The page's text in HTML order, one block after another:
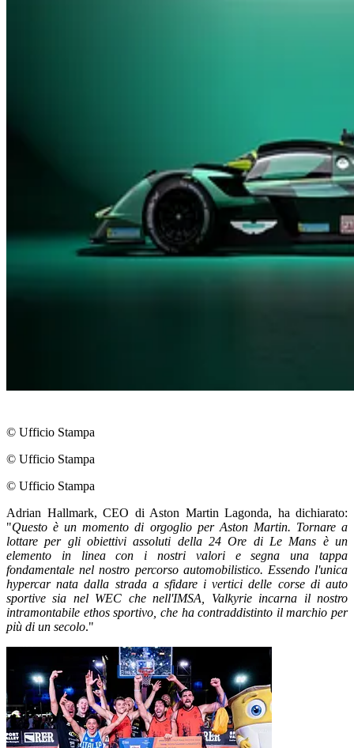
© Ufficio Stampa
© Ufficio Stampa
© Ufficio Stampa
Adrian Hallmark, CEO di Aston Martin Lagonda, ha dichiarato:
"Questo è un momento di orgoglio per Aston Martin. Tornare a
lottare per gli obiettivi assoluti della 24 Ore di Le Mans è un
elemento in linea con i nostri valori e segna una tappa
fondamentale nel nostro percorso automobilistico. Essendo l'unica
hypercar nata dalla strada a sfidare i vertici delle corse di auto
sportive sia nel WEC che nell'IMSA, Valkyrie incarna il nostro
intramontabile ethos sportivo, che ha contraddistinto il marchio per
più di un secolo."